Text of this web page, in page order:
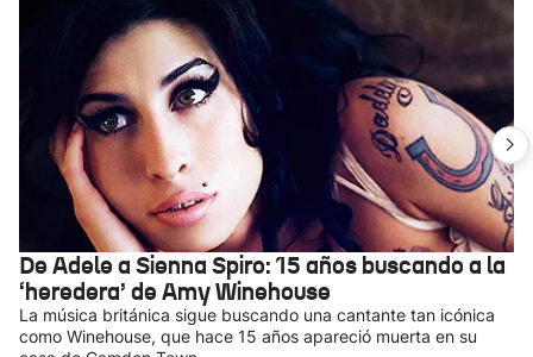
De Adele a Sienna Spiro: 15 años buscando a la
‘heredera’ de Amy Winehouse
La música británica sigue buscando una cantante tan icónica
como Winehouse, que hace 15 años apareció muerta en su